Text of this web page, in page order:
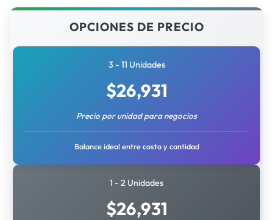
OPCIONES DE PRECIO
3 - 11 Unidades
$26,931
Precio por unidad para negocios
Balance ideal entre costo y cantidad
1 - 2 Unidades
$26,931